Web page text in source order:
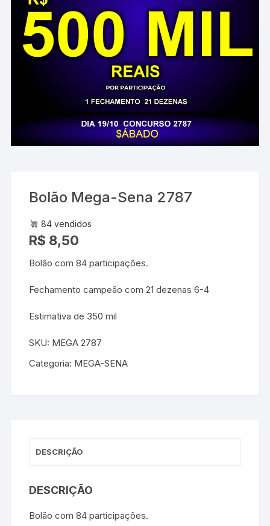
Bolão Mega-Sena 2787
84 vendidos
R$ 8,50
Bolão com 84 participações.
Fechamento campeão com 21 dezenas 6-4
Estimativa de 350 mil
SKU: MEGA 2787
Categoria: MEGA-SENA
DESCRIÇÃO
DESCRIÇÃO
Bolão com 84 participações.